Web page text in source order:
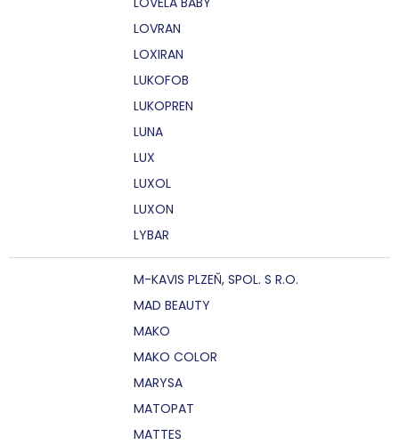
LOVRAN
LOXIRAN
LUKOFOB
LUKOPREN
LUNA
LUX
LUXOL
LUXON
LYBAR
M-KAVIS PLZEŇ, SPOL. S R.O.
MAD BEAUTY
MAKO
MAKO COLOR
MARYSA
MATOPAT
MATTES